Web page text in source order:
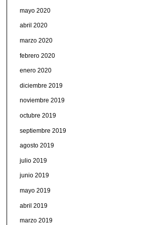
mayo 2020
abril 2020
marzo 2020
febrero 2020
enero 2020
diciembre 2019
noviembre 2019
octubre 2019
septiembre 2019
agosto 2019
julio 2019
junio 2019
mayo 2019
abril 2019
marzo 2019